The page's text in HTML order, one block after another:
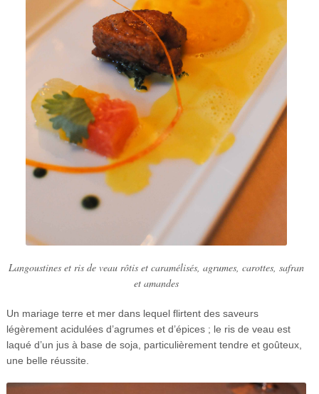
Langoustines et ris de veau rôtis et caramélisés, agrumes, carottes, safran
et amandes
Un mariage terre et mer dans lequel flirtent des saveurs
légèrement acidulées d’agrumes et d’épices ; le ris de veau est
laqué d’un jus à base de soja, particulièrement tendre et goûteux,
une belle réussite.